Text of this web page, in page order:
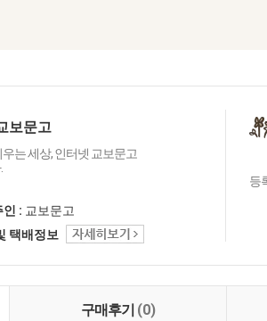
보문고
우는 세상, 인터넷 교보문고
인 : 교보문고
택배정보
등
구매후기 (0)